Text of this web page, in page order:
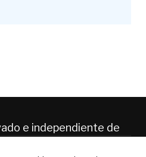
e independiente de